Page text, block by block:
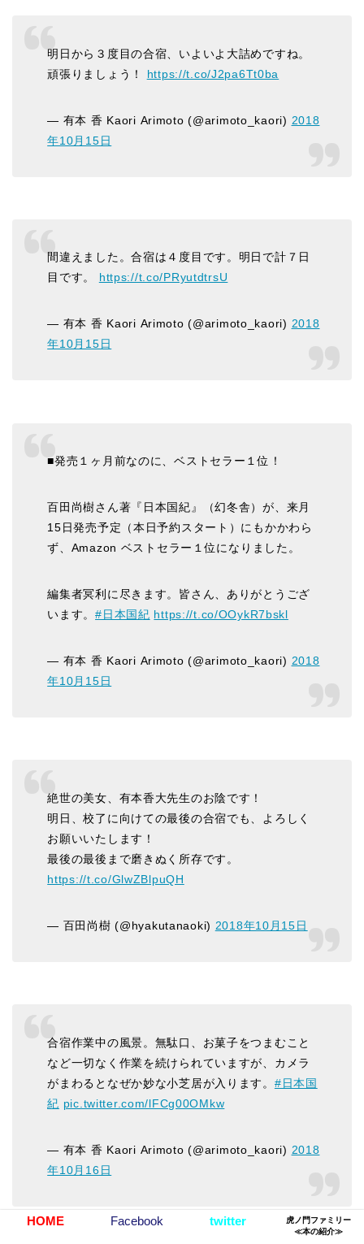
明日から３度目の合宿、いよいよ大詰めですね。
頑張りましょう！ https://t.co/J2pa6Tt0ba
— 有本 香 Kaori Arimoto (@arimoto_kaori) 2018
年10月15日
間違えました。合宿は４度目です。明日で計７日
目です。 https://t.co/PRyutdtrsU
— 有本 香 Kaori Arimoto (@arimoto_kaori) 2018
年10月15日
■発売１ヶ月前なのに、ベストセラー１位！
百田尚樹さん著『日本国紀』（幻冬舎）が、来月
15日発売予定（本日予約スタート）にもかかわら
ず、Amazon ベストセラー１位になりました。
編集者冥利に尽きます。皆さん、ありがとうござ
います。#日本国紀 https://t.co/OOykR7bskl
— 有本 香 Kaori Arimoto (@arimoto_kaori) 2018
年10月15日
絶世の美女、有本香大先生のお陰です！
明日、校了に向けての最後の合宿でも、よろしく
お願いいたします！
最後の最後まで磨きぬく所存です。
https://t.co/GlwZBlpuQH
— 百田尚樹 (@hyakutanaoki) 2018年10月15日
合宿作業中の風景。無駄口、お菓子をつまむこと
など一切なく作業を続けられていますが、カメラ
がまわるとなぜか妙な小芝居が入ります。 #日本国
紀 pic.twitter.com/lFCg00OMkw
— 有本 香 Kaori Arimoto (@arimoto_kaori) 2018
年10月16日
HOME Facebook twitter
虎ノ門ファミリー
≪本の紹介≫